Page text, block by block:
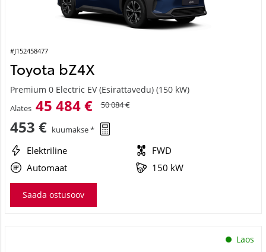
#J152458477
Toyota bZ4X
Premium 0 Electric EV (Esirattavedu) (150 kW)
Alates 45 484 € 50 084 €
453 € kuumakse *
Elektriline
FWD
Automaat
150 kW
Saada ostusoov
Laos